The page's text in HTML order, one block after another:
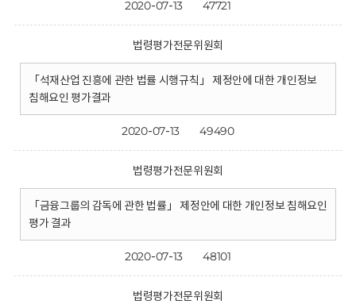
2020-07-13 47721
법령평가전문위원회
「석재산업 진흥에 관한 법률 시행규칙」 제정안에 대한 개인정보
침해요인 평가결과
2020-07-13 49490
법령평가전문위원회
「금융그룹의 감독에 관한 법률」 제정안에 대한 개인정보 침해요인
평가 결과
2020-07-13 48101
법령평가전문위원회